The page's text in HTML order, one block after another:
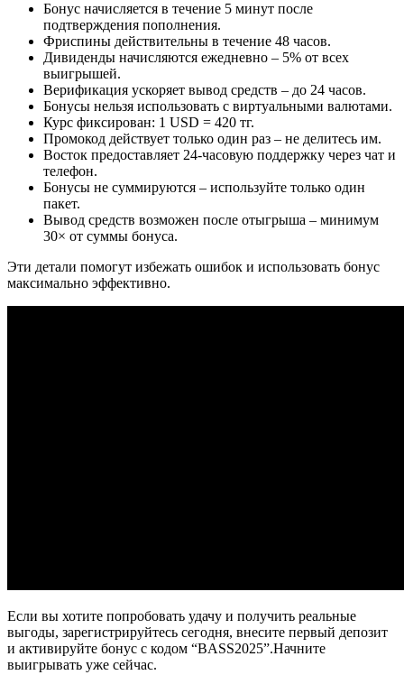
Бонус начисляется в течение 5 минут после
подтверждения пополнения.
Фриспины действительны в течение 48 часов.
Дивиденды начисляются ежедневно – 5% от всех
выигрышей.
Верификация ускоряет вывод средств – до 24 часов.
Бонусы нельзя использовать с виртуальными валютами.
Курс фиксирован: 1 USD = 420 тг.
Промокод действует только один раз – не делитесь им.
Восток предоставляет 24‑часовую поддержку через чат и
телефон.
Бонусы не суммируются – используйте только один
пакет.
Вывод средств возможен после отыгрыша – минимум
30× от суммы бонуса.
Эти детали помогут избежать ошибок и использовать бонус
максимально эффективно.
Если вы хотите попробовать удачу и получить реальные
выгоды, зарегистрируйтесь сегодня, внесите первый депозит
и активируйте бонус с кодом “BASS2025”.Начните
выигрывать уже сейчас.